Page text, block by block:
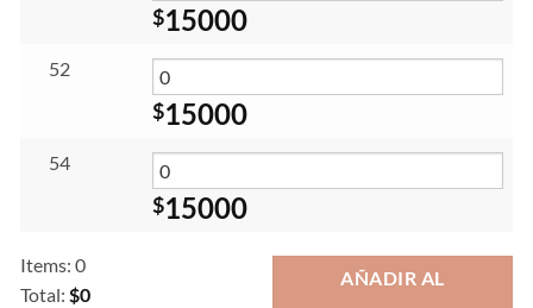
$15000
52
$15000
54
$15000
Items: 0
Total: $0
AÑADIR AL